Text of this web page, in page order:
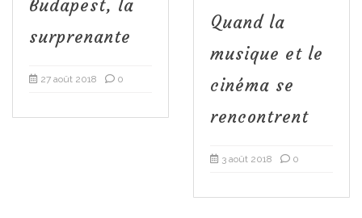
Budapest, la
surprenante
27 août 2018 0
Quand la
musique et le
cinéma se
rencontrent
3 août 2018 0